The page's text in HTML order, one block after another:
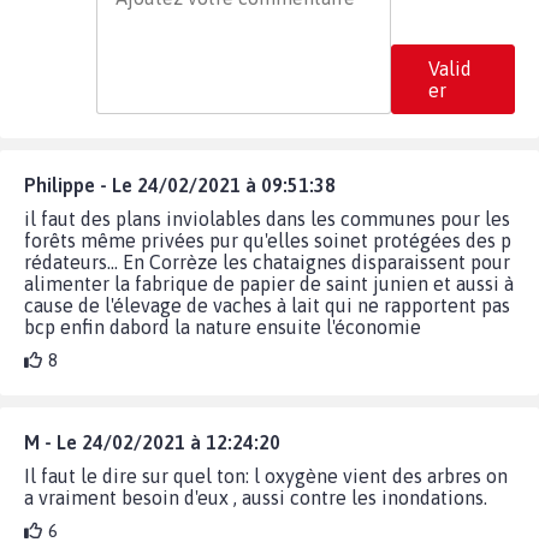
Valid
er
Philippe - Le 24/02/2021 à 09:51:38
il faut des plans inviolables dans les communes pour les
forêts même privées pur qu'elles soinet protégées des p
rédateurs... En Corrèze les chataignes disparaissent pour
alimenter la fabrique de papier de saint junien et aussi à
cause de l'élevage de vaches à lait qui ne rapportent pas
bcp enfin dabord la nature ensuite l'économie
8
M - Le 24/02/2021 à 12:24:20
Il faut le dire sur quel ton: l oxygène vient des arbres on
a vraiment besoin d'eux , aussi contre les inondations.
6